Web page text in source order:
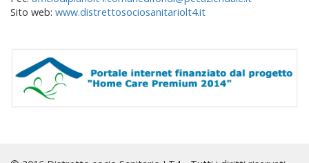
Sito web: www.distrettosociosanitariolt4.it